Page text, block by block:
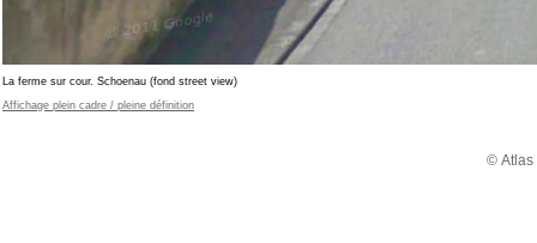
La ferme sur cour. Schoenau (fond street view)
Affichage plein cadre / pleine définition
© Atlas